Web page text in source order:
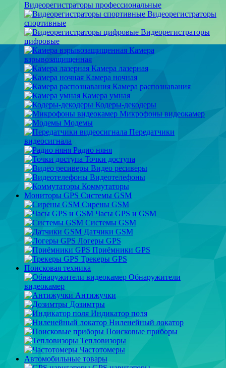
Видеорегистраторы профессиональные
Видеорегистраторы
спортивные
Видеорегистраторы
цифровые
Камера
взрывозащищенная
Камера лазерная
Камера ночная
Камера распознавания
Камера умная
Кодеры-декодеры
Микрофоны видеокамер
Модемы
Передатчики
видеосигнала
Радио няня
Точки доступа
Видео ресиверы
Видеотелефоны
Коммутаторы
Мониторы GPS Системы GSM
Сирены GSM
Часы GPS и GSM
Системы GSM
Датчики GSM
Логеры GPS
Приёмники GPS
Трекеры GPS
Поисковая техника
Обнаружители
видеокамер
Антижучки
Дозимтры
Индикатор поля
Ниленейный локатор
Поисковые приборы
Тепловизоры
Частотомеры
Автомобильные товары